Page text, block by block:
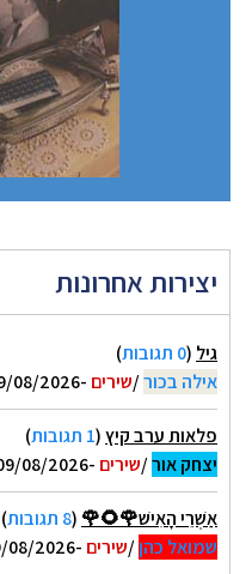
יצירות אחרונות
גיל (0 תגובות
)
אילה בכור/שירים -09/08/2026 10:32
פלאות ערב קיץ(1 תגובות
)
יצחק אור/שירים -09/08/2026 10:10
אַשְׁרֵי הָאִישׁ🌹🌻🌹 (8 תגובות
)
שמואל כהן/שירים -09/08/2026 08:20